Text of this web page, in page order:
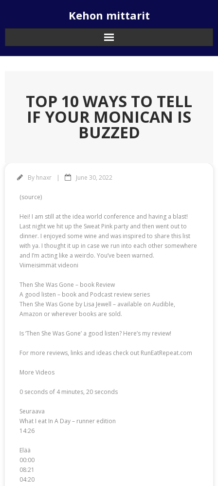
Kehon mittarit
TOP 10 WAYS TO TELL
IF YOUR MONICAN IS
BUZZED
By hnaxr June 30, 2022
(source)
Hei! I am still at the idea world conference and having a blast!
Last night we hit up the Sweat Pink party and then went out to
dinner. I enjoyed some wine and was inspired to share this list
with ya. I thought it up in case we run into each other somewhere
and I’m acting like a weirdo. You’ve been warned.
Viimeisimmät videoni
Then She Was Gone – book Review
A good listen – book and Podcast review series
Then She Was Gone by Lisa Jewell – available on Audible,
Amazon or wherever books are sold.
Is ‘Then She Was Gone’ a good listen? Here’s my review!
For more reviews, links and ideas check out RunEatRepeat.com
More Videos
0 seconds of 4 minutes, 20 seconds
Seuraava
What I eat In A Day – runner edition
14:26
Elää
00:00
08:21
04:20